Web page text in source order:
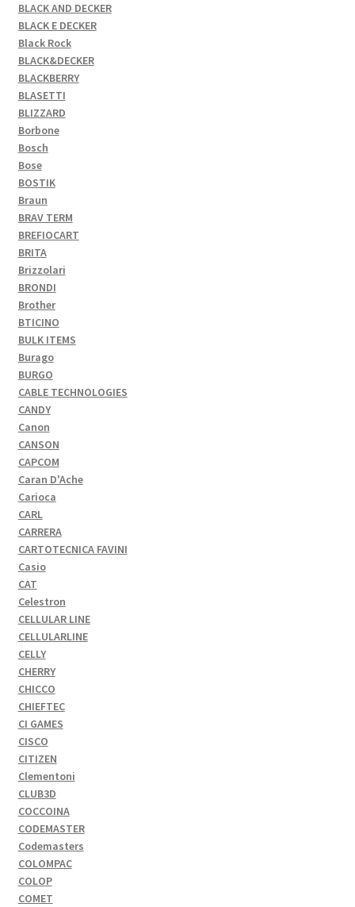
BLACK AND DECKER
BLACK E DECKER
Black Rock
BLACK&DECKER
BLACKBERRY
BLASETTI
BLIZZARD
Borbone
Bosch
Bose
BOSTIK
Braun
BRAV TERM
BREFIOCART
BRITA
Brizzolari
BRONDI
Brother
BTICINO
BULK ITEMS
Burago
BURGO
CABLE TECHNOLOGIES
CANDY
Canon
CANSON
CAPCOM
Caran D'Ache
Carioca
CARL
CARRERA
CARTOTECNICA FAVINI
Casio
CAT
Celestron
CELLULAR LINE
CELLULARLINE
CELLY
CHERRY
CHICCO
CHIEFTEC
CI GAMES
CISCO
CITIZEN
Clementoni
CLUB3D
COCCOINA
CODEMASTER
Codemasters
COLOMPAC
COLOP
COMET